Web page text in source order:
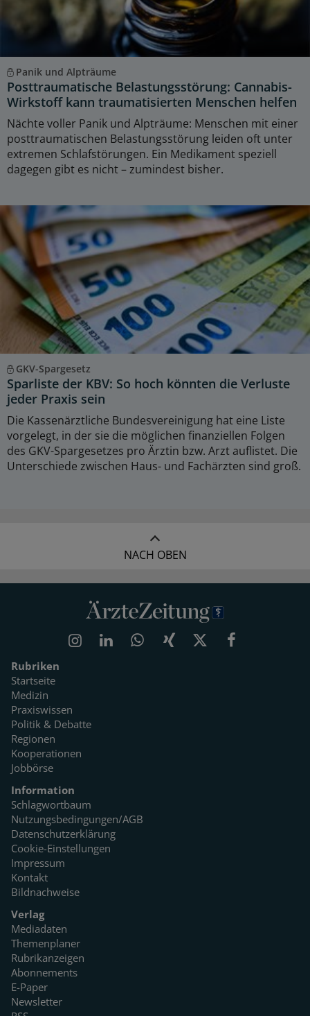
Panik und Alpträume
Posttraumatische Belastungsstörung: Cannabis-
Wirkstoff kann traumatisierten Menschen helfen
Nächte voller Panik und Alpträume: Menschen mit einer
posttraumatischen Belastungsstörung leiden oft unter
extremen Schlafstörungen. Ein Medikament speziell
dagegen gibt es nicht – zumindest bisher.
GKV-Spargesetz
Sparliste der KBV: So hoch könnten die Verluste
jeder Praxis sein
Die Kassenärztliche Bundesvereinigung hat eine Liste
vorgelegt, in der sie die möglichen finanziellen Folgen
des GKV-Spargesetzes pro Ärztin bzw. Arzt auflistet. Die
Unterschiede zwischen Haus- und Fachärzten sind groß.
NACH OBEN
Rubriken
Startseite
Medizin
Praxiswissen
Politik & Debatte
Regionen
Kooperationen
Jobbörse
Information
Schlagwortbaum
Nutzungsbedingungen/AGB
Datenschutzerklärung
Cookie-Einstellungen
Impressum
Kontakt
Bildnachweise
Verlag
Mediadaten
Themenplaner
Rubrikanzeigen
Abonnements
E-Paper
Newsletter